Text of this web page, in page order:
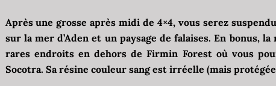
Après une grosse après midi de 4×4, vous serez
sur la mer d’Aden et un paysage de falaises. En bonus,
rares endroits en dehors de Firmin Forest où vous
Socotra. Sa résine couleur sang est irréelle (mais protégée